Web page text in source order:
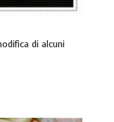
di alcuni